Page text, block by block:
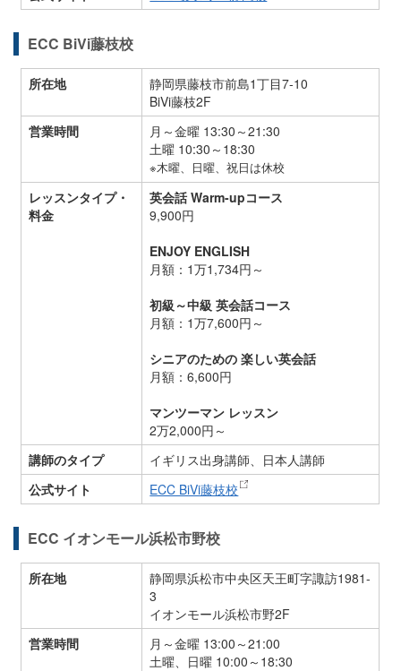
ECC BiVi藤枝校
所在地
静岡県藤枝市前島1丁目7-10
BiVi藤枝2F
営業時間
月～金曜 13:30～21:30
土曜 10:30～18:30
※木曜、日曜、祝日は休校
レッスンタイプ・
料金
英会話 Warm-upコース
9,900円
ENJOY ENGLISH
月額：1万1,734円～
初級～中級 英会話コース
月額：1万7,600円～
シニアのための 楽しい英会話
月額：6,600円
マンツーマン レッスン
2万2,000円～
講師のタイプ
イギリス出身講師、日本人講師
公式サイト
ECC BiVi藤枝校
ECC イオンモール浜松市野校
所在地
静岡県浜松市中央区天王町字諏訪1981-
3
イオンモール浜松市野2F
営業時間
月～金曜 13:00～21:00
土曜、日曜 10:00～18:30